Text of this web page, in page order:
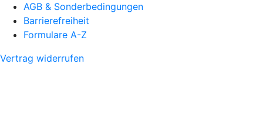
AGB & Sonderbedingungen
Barrierefreiheit
Formulare A-Z
Vertrag widerrufen